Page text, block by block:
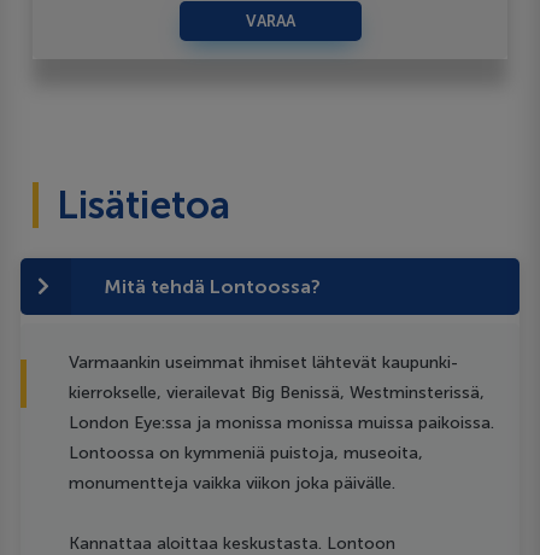
VARAA
Lisätietoa
Mitä tehdä Lontoossa?
Varmaankin useimmat ihmiset lähtevät kaupunki-
kierrokselle, vierailevat Big Benissä, Westminsterissä,
London Eye:ssa ja monissa monissa muissa paikoissa.
Lontoossa on kymmeniä puistoja, museoita,
monumentteja vaikka viikon joka päivälle.
Kannattaa aloittaa keskustasta. Lontoon